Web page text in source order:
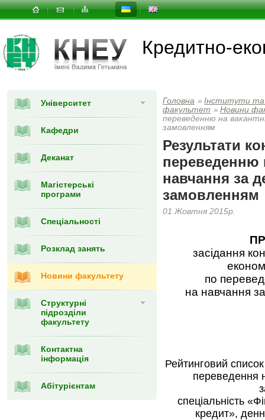
Кредитно-
Університет
Кафедри
Деканат
Магістерські
програми
Спеціальності
Розклад занять
Новини факультету
Структурні
підрозділи
факультету
Контактна
інформація
Абітурієнтам
Головна » Інститути
факультет » Новини
переведенню на
замовленням
Результати
переведенню
навчання за
замовленням
01 Жовтня 2015р.
засідання
по
на навчання
Рейтинговий
переведення
спеціальність
кредит»,